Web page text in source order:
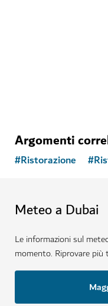
Argomenti
#Ristorazione #
Meteo a Dubai
Le informazioni sul
momento. Riprovare più